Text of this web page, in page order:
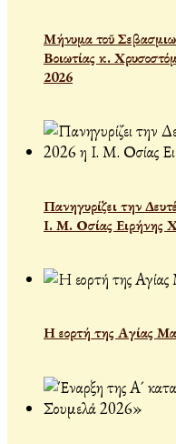
Μήνυμα τοῦ
Βοιωτίας κ.
2026
Πανηγυρίζει την
Ι. Μ. Οσίας Ειρήνης
Η εορτή της Αγίας